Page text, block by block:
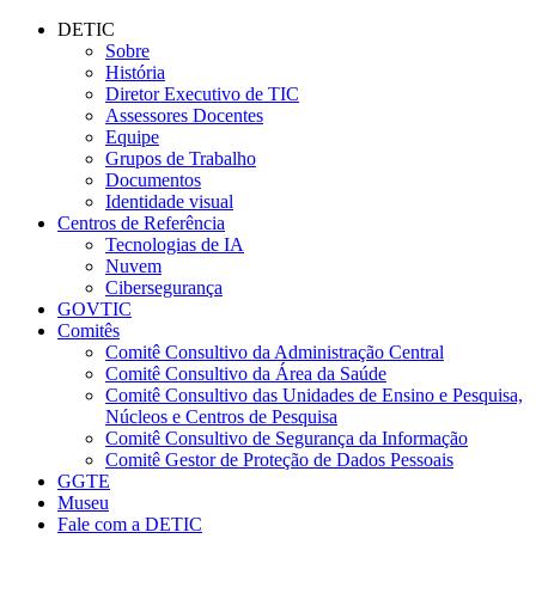
Página Inicial DETIC – Diretoria
Conteúdo principal
DETIC
Sobre
História
Diretor Executivo de TIC
Assessores Docentes
Equipe
Grupos de Trabalho
Documentos
Identidade visual
Centros de Referência
Tecnologias de IA
Nuvem
Cibersegurança
GOVTIC
Comitês
Comitê Consultivo da Administração Central
Comitê Consultivo da Área da Saúde
Comitê Consultivo das Unidades de Ensino e Pesquisa,
Núcleos e Centros de Pesquisa
Comitê Consultivo de Segurança da Informação
Comitê Gestor de Proteção de Dados Pessoais
GGTE
Museu
Fale com a DETIC